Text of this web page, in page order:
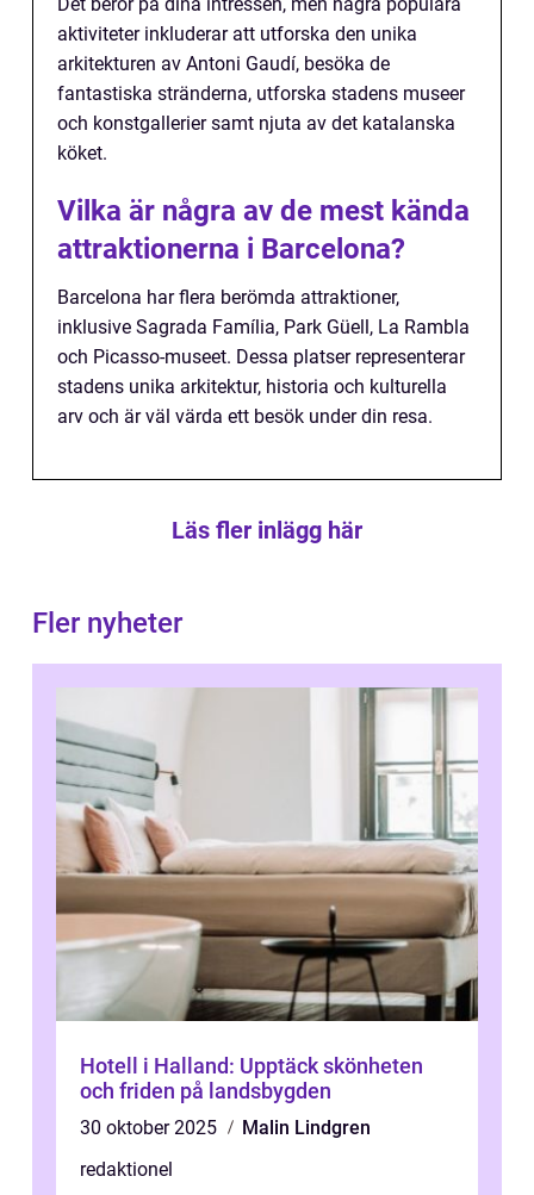
Det beror på dina intressen, men några populära
aktiviteter inkluderar att utforska den unika
arkitekturen av Antoni Gaudí, besöka de
fantastiska stränderna, utforska stadens museer
och konstgallerier samt njuta av det katalanska
köket.
Vilka är några av de mest kända
attraktionerna i Barcelona?
Barcelona har flera berömda attraktioner,
inklusive Sagrada Família, Park Güell, La Rambla
och Picasso-museet. Dessa platser representerar
stadens unika arkitektur, historia och kulturella
arv och är väl värda ett besök under din resa.
Läs fler inlägg här
Fler nyheter
Hotell i Halland: Upptäck skönheten
och friden på landsbygden
30 oktober 2025
Malin Lindgren
redaktionel